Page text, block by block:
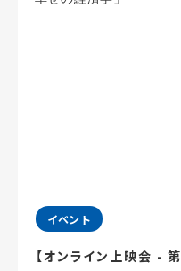
イベント
【オンライン上映会